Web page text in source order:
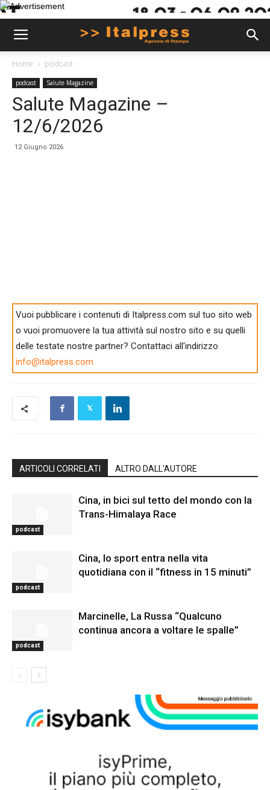
Home podcast
podcast Salute Magazine
Salute Magazine –
12/6/2026
12 Giugno 2026
Vuoi pubblicare i contenuti di Italpress.com sul tuo sito web
o vuoi promuovere la tua attività sul nostro sito e su quelli
delle testate nostre partner? Contattaci all'indirizzo
info@italpress.com
ARTICOLI CORRELATI ALTRO DALL'AUTORE
podcast
Cina, in bici sul tetto del mondo con la
Trans-Himalaya Race
podcast
Cina, lo sport entra nella vita
quotidiana con il “fitness in 15 minuti”
podcast
Marcinelle, La Russa “Qualcuno
continua ancora a voltare le spalle”